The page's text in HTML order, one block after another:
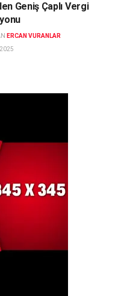
Geniş Çaplı Vergi
ERCAN VURANLAR